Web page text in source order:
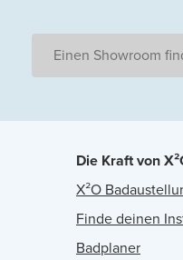
Einen Showroom
Die Kraft von
X²O
Finde deinen
Badplaner